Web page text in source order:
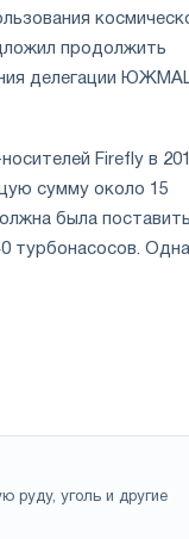
продолжить
делегации
Firefly в
сумму около 15
была
турбонасосов.
руду, уголь и другие